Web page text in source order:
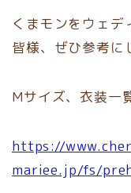
くまモンをウェデ
皆様、ぜひ参考に
Mサイズ、衣装一
https://
mariee.jp/fs/